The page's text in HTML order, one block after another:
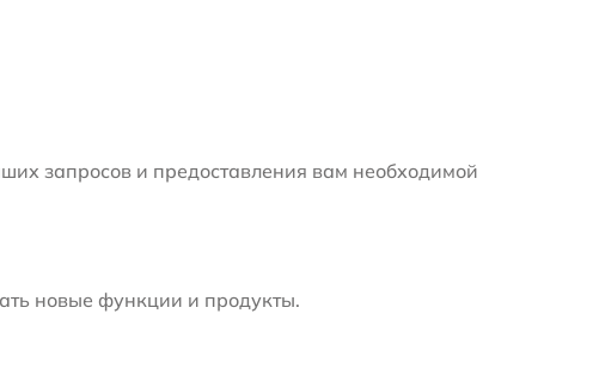
запросов и предоставления вам необходимой
новые функции и продукты.